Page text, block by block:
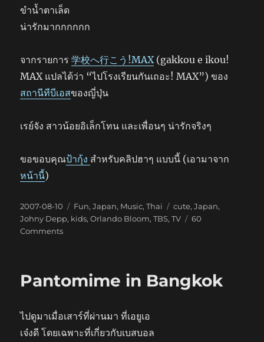
ขำน้ำตาเล็ด
น่ารักมากกกกกก
จากรายการ学校へ行こう!MAX(gakkou e ikou!
MAX แปลได้ว่า “ไปโรงเรียนกันเถอะ! MAX”) ของ
สถานีทีบีเอสของญี่ปุ่น
เรย์จัง สาวน้อยอิเล็กโทน และเพื่อนๆ น่ารักจริงๆ
ขอขอบคุณป้ากุ้ง สำหรับคลิปฮาๆ แบบนี้ (เอามาจาก
หน้านี้)
Posted
on
2007-08-10 Categories
Fun,Japan, Music,Thai Tags
cute,Japan,
Johny Depp, kids,Orlando Bloom,TBS,TV
60
Commentson
Pantomime in Bangkok
ไปดูมาเมื่อเสาร์ที่ผ่านมา ที่เอยูเอ
เจ๋งดี โดยเฉพาะที่เกี่ยวกับเบสบอล